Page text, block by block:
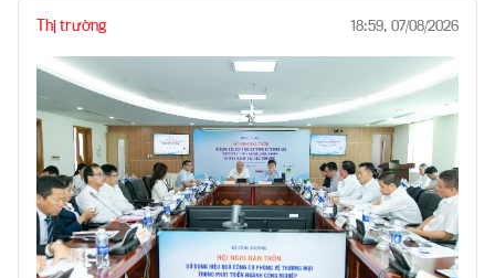
Thị trường 18:59, 07/08/2026